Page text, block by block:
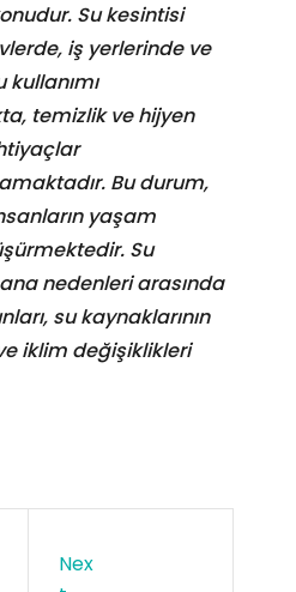
Su kesintisi
iş yerlerinde ve
temizlik ve hijyen
Bu durum,
yaşam
Su
nedenleri arasında
su kaynaklarının
iklim değişiklikleri
Nex